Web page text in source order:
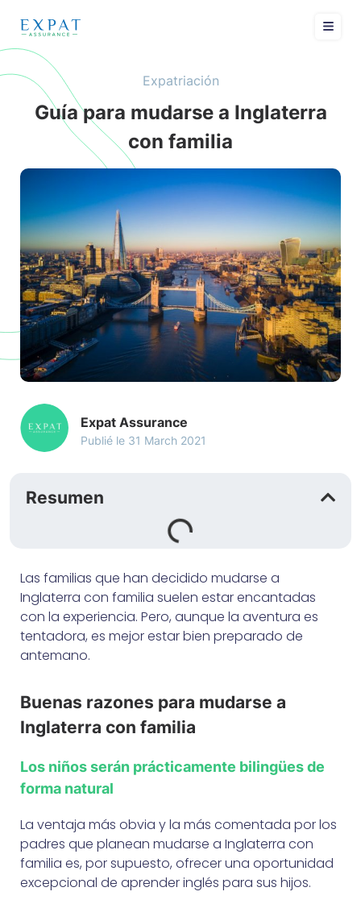
Expatriación
Guía para mudarse a Inglaterra
con familia
Expat Assurance
Publié le 31 March 2021
Resumen
Las familias que han decidido mudarse a
Inglaterra con familia suelen estar encantadas
con la experiencia. Pero, aunque la aventura es
tentadora, es mejor estar bien preparado de
antemano.
Buenas razones para mudarse a
Inglaterra con familia
Los niños serán prácticamente bilingües de
forma natural
La ventaja más obvia y la más comentada por los
padres que planean mudarse a Inglaterra con
familia es, por supuesto, ofrecer una oportunidad
excepcional de aprender inglés para sus hijos.